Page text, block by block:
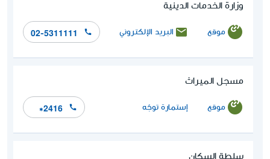
وزارة الخدمات الدينية
موقع البريد الإلكتروني ‎02-5311111
مسجل الميراث
موقع إستمارة توجّه *2416
سلطة السكان